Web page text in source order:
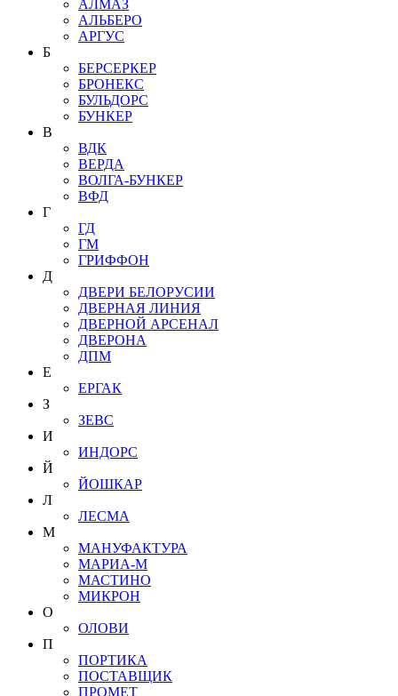
АЛМАЗ
АЛЬБЕРО
АРГУС
Б
БЕРСЕРКЕР
БРОНЕКС
БУЛЬДОРС
БУНКЕР
В
ВДК
ВЕРДА
ВОЛГА-БУНКЕР
ВФД
Г
ГД
ГМ
ГРИФФОН
Д
ДВЕРИ БЕЛОРУСИИ
ДВЕРНАЯ ЛИНИЯ
ДВЕРНОЙ АРСЕНАЛ
ДВЕРОНА
ДПМ
Е
ЕРГАК
З
ЗЕВС
И
ИНДОРС
Й
ЙОШКАР
Л
ЛЕСМА
М
МАНУФАКТУРА
МАРИА-М
МАСТИНО
МИКРОН
О
ОЛОВИ
П
ПОРТИКА
ПОСТАВЩИК
ПРОМЕТ